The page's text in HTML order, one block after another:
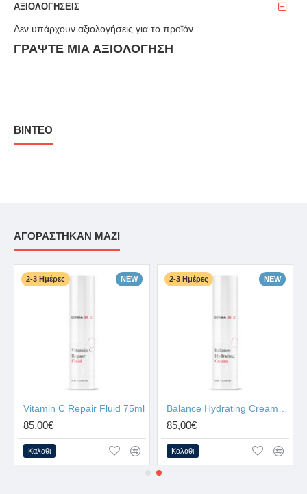
ΑΞΙΟΛΟΓΉΣΕΙΣ
Δεν υπάρχουν αξιολογήσεις για το προϊόν.
ΓΡΆΨΤΕ ΜΙΑ ΑΞΙΟΛΌΓΗΣΗ
ΒΊΝΤΕΟ
ΑΓΟΡΆΣΤΗΚΑΝ ΜΑΖΊ
NEW
2-3 Ημέρες
Vitamin C Repair Fluid 75ml
85,00€
Καλαθι
NEW
2-3 Ημέρες
85,00€
Καλαθι